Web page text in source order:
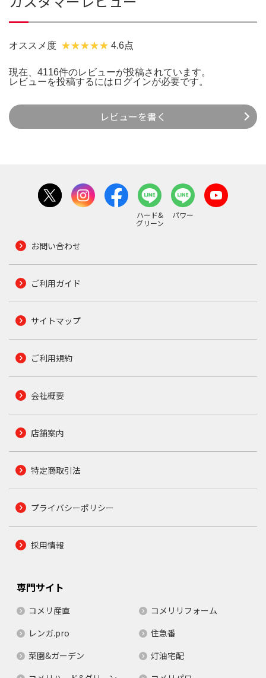
オススメ度 4.6点
現在、4116件のレビューが投稿されています。
レビューを投稿するには ログインが必要です。
レビューを書く
ハード&
グリーン
パワー
お問い合わせ
ご利用ガイド
サイトマップ
ご利用規約
会社概要
店舗案内
特定商取引法
プライバシーポリシー
採用情報
専門サイト
コメリ産直
コメリリフォーム
レンガ.pro
住急番
菜園&ガーデン
灯油宅配